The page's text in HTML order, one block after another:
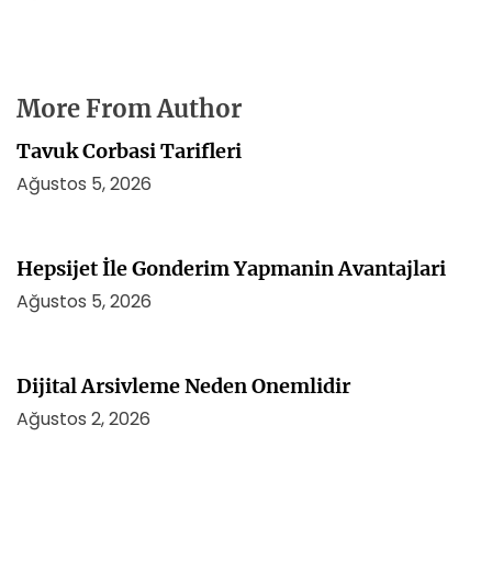
More From Author
Tavuk Corbasi Tarifleri
Ağustos 5, 2026
Hepsijet İle Gonderim Yapmanin Avantajlari
Ağustos 5, 2026
Dijital Arsivleme Neden Onemlidir
Ağustos 2, 2026